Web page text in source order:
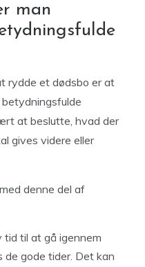
man
rydde et dødsbo er at
at beslutte, hvad der
gives videre eller
denne del af
tid til at gå igennem
de gode tider. Det kan